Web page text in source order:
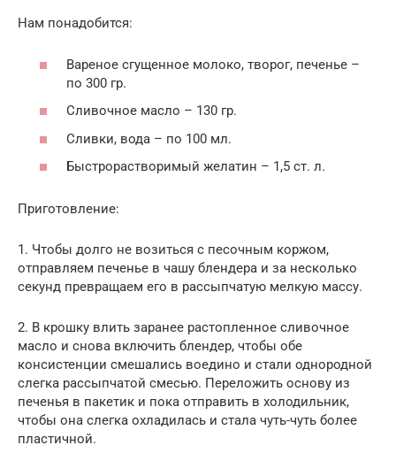
Нам понадобится:
Вареное сгущенное молоко, творог, печенье –
по 300 гр.
Сливочное масло – 130 гр.
Сливки, вода – по 100 мл.
Быстрорастворимый желатин – 1,5 ст. л.
Приготовление:
1. Чтобы долго не возиться с песочным коржом,
отправляем печенье в чашу блендера и за несколько
секунд превращаем его в рассыпчатую мелкую массу.
2. В крошку влить заранее растопленное сливочное
масло и снова включить блендер, чтобы обе
консистенции смешались воедино и стали однородной
слегка рассыпчатой смесью. Переложить основу из
печенья в пакетик и пока отправить в холодильник,
чтобы она слегка охладилась и стала чуть-чуть более
пластичной.